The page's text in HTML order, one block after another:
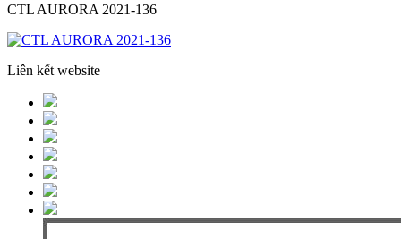
CTL AURORA 2021-136
Liên kết website